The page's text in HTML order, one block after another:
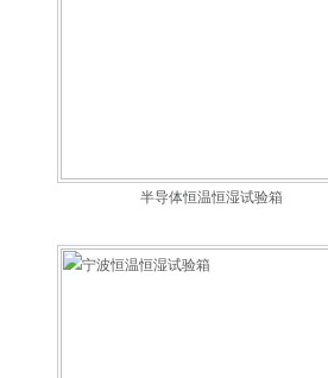
半导体恒温恒湿试验箱